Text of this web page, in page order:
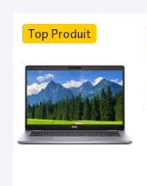
Top Produit